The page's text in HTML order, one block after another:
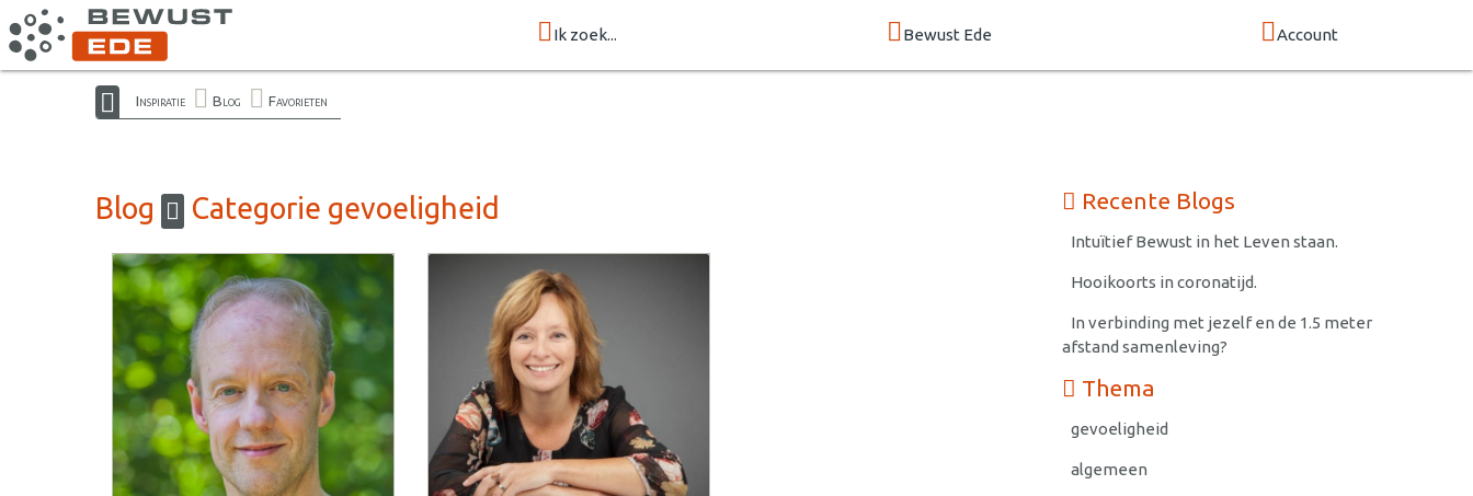
Ik zoek... Bewust Ede Account
Inspiratie Blog Favorieten
Blog Categorie gevoeligheid Recente Blogs
Intuïtief Bewust in het Leven staan.
Hooikoorts in coronatijd.
In verbinding met jezelf en de 1.5 meter
afstand samenleving?
Thema
gevoeligheid
algemeen